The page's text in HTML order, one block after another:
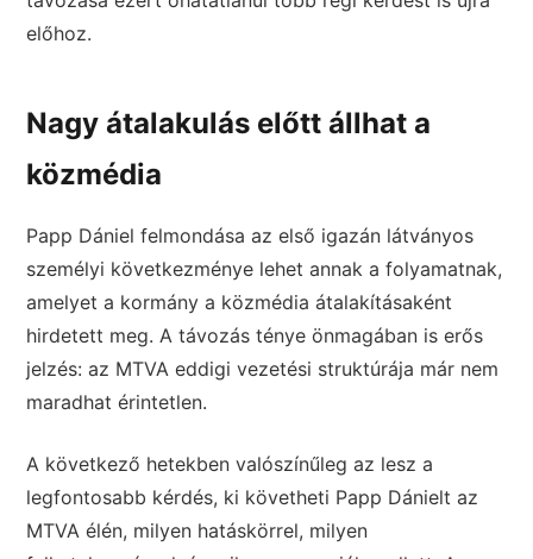
előhoz.
Nagy átalakulás előtt állhat a
közmédia
Papp Dániel felmondása az első igazán látványos
személyi következménye lehet annak a folyamatnak,
amelyet a kormány a közmédia átalakításaként
hirdetett meg. A távozás ténye önmagában is erős
jelzés: az MTVA eddigi vezetési struktúrája már nem
maradhat érintetlen.
A következő hetekben valószínűleg az lesz a
legfontosabb kérdés, ki követheti Papp Dánielt az
MTVA élén, milyen hatáskörrel, milyen